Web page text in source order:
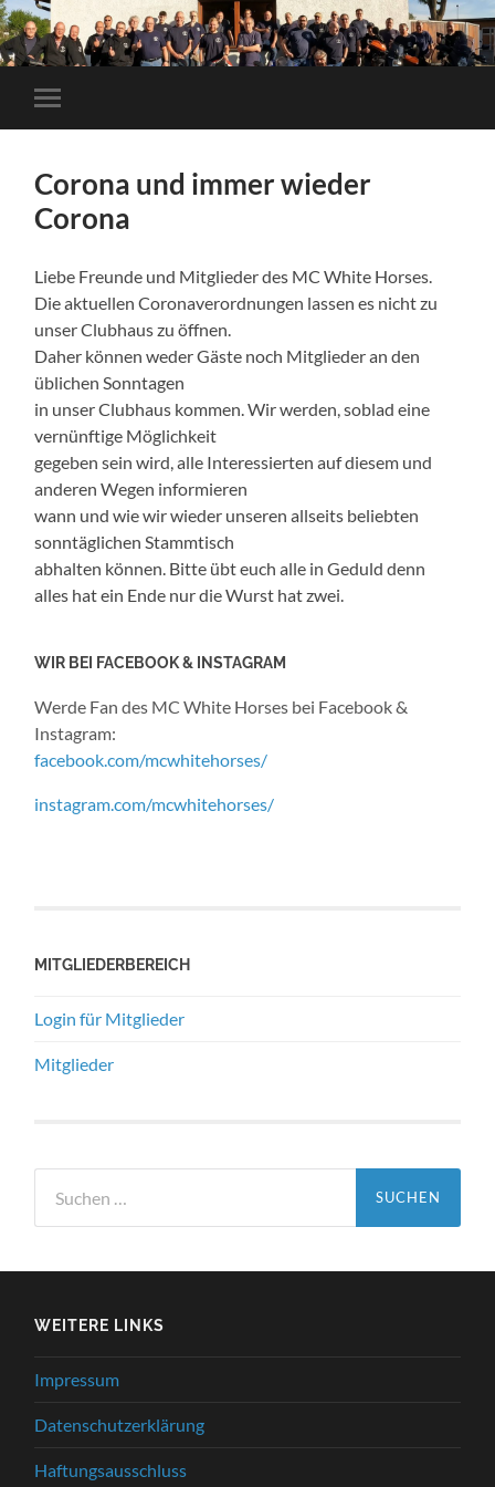
Mobile-
Menü
Corona und immer wieder
Corona
Liebe Freunde und Mitglieder des MC White Horses.
Die aktuellen Coronaverordnungen lassen es nicht zu
unser Clubhaus zu öffnen.
Daher können weder Gäste noch Mitglieder an den
üblichen Sonntagen
in unser Clubhaus kommen. Wir werden, soblad eine
vernünftige Möglichkeit
gegeben sein wird, alle Interessierten auf diesem und
anderen Wegen informieren
wann und wie wir wieder unseren allseits beliebten
sonntäglichen Stammtisch
abhalten können. Bitte übt euch alle in Geduld denn
alles hat ein Ende nur die Wurst hat zwei.
WIR BEI FACEBOOK & INSTAGRAM
Werde Fan des MC White Horses bei Facebook &
Instagram:
facebook.com/mcwhitehorses/
instagram.com/mcwhitehorses/
MITGLIEDERBEREICH
Login für Mitglieder
Mitglieder
nach:
WEITERE LINKS
Impressum
Datenschutzerklärung
Haftungsausschluss